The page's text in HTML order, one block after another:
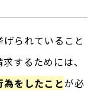
られていること
するためには、
為をしたことが必